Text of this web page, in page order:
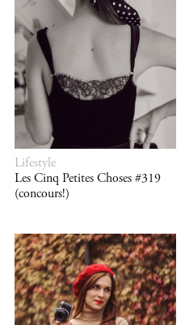
Lifestyle
Les Cinq Petites Choses #319
(concours!)